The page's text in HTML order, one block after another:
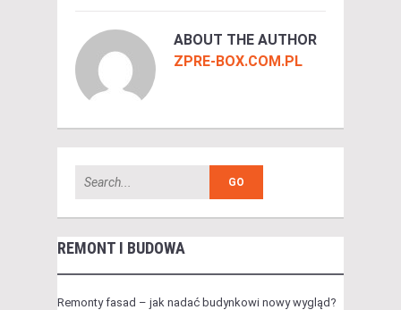
ABOUT THE AUTHOR
ZPRE-BOX.COM.PL
REMONT I BUDOWA
Remonty fasad – jak nadać budynkowi nowy wygląd?